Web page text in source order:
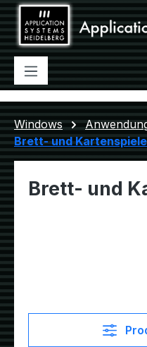
Zum Hauptinhalt springen
Windows
Brett- und Kartenspiele
Brett- und